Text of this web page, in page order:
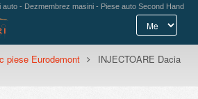
auto - Dezmembrez masini - Piese auto Second Hand
piese Eurodemont
INJECTOARE Dacia